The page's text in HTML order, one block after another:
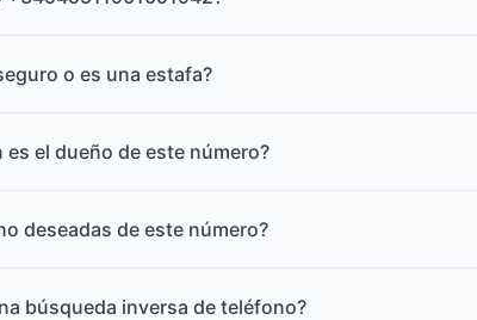
o es una estafa?
el dueño de este número?
deseadas de este número?
búsqueda inversa de teléfono?